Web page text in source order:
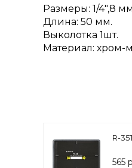
Размеры: 1/4",8
Длина: 50 мм.
Выколотка 1шт.
Материал: хром-
R-
565